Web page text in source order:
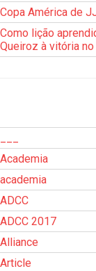
Copa América de
Como lição
Queiroz à vitória
Academia
academia
ADCC
ADCC 2017
Alliance
Article